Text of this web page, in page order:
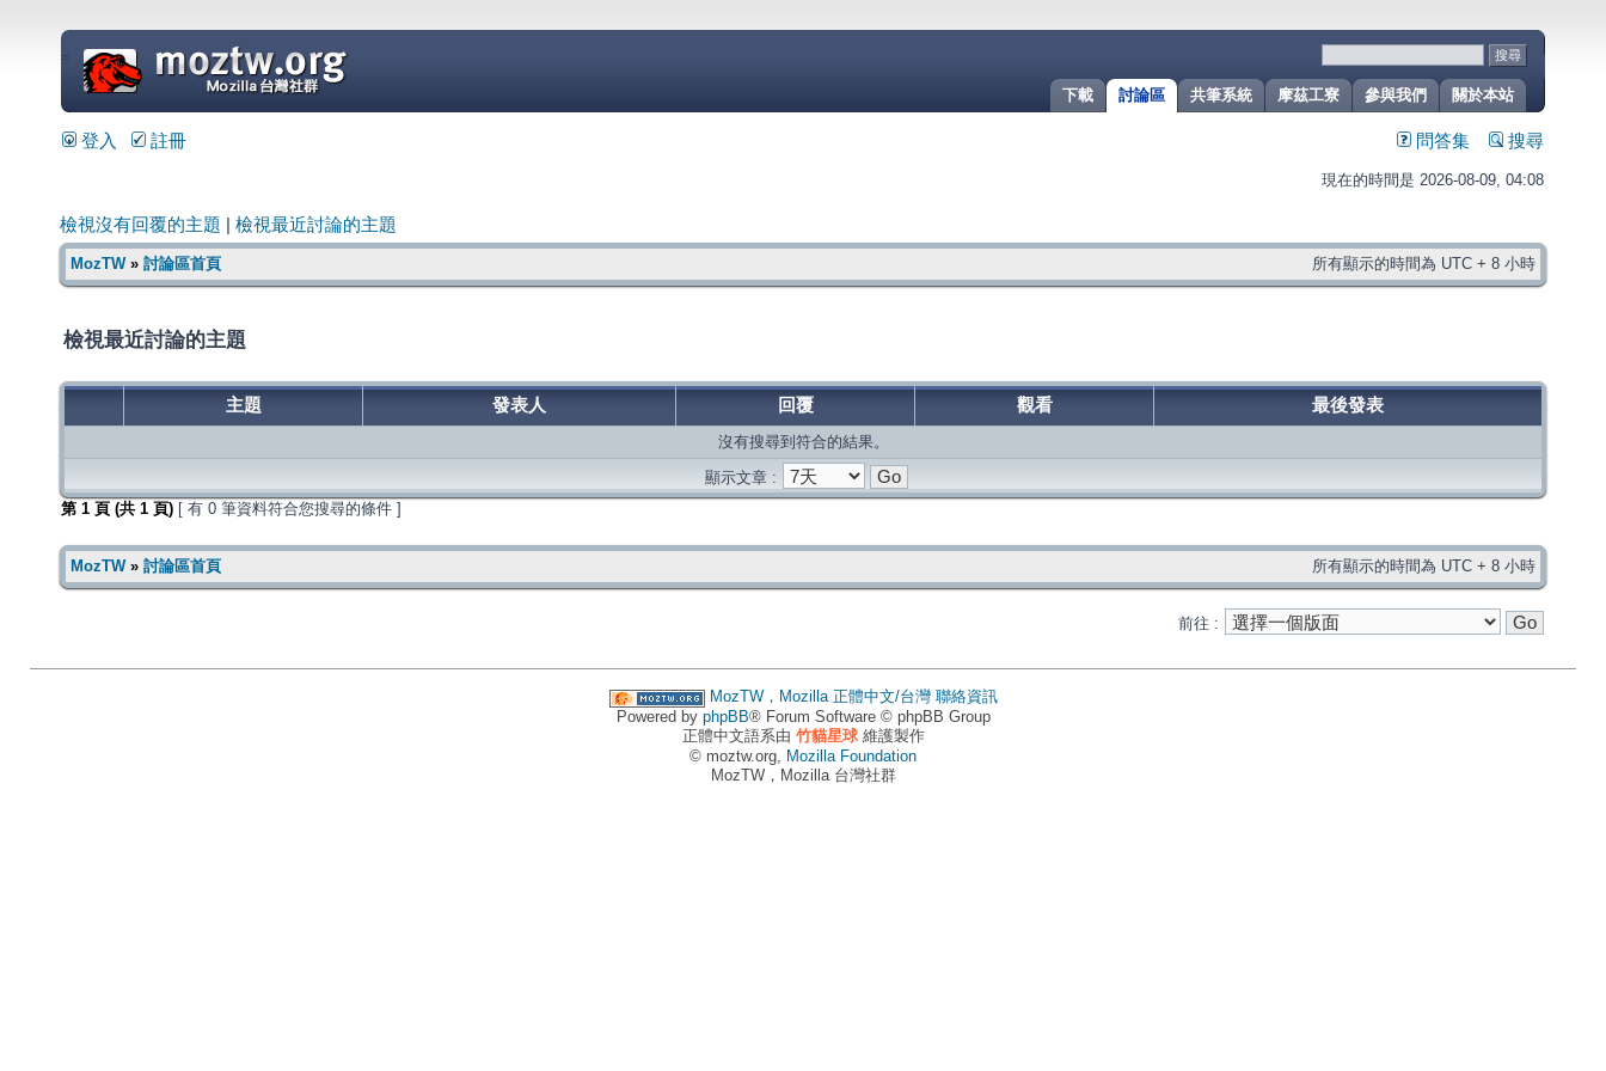
關於本站
參與我們
摩茲工寮
共筆系統
討論區
下載
=
登入 註冊 問答集 搜尋
現在的時間是 2026-08-09, 04:08
檢視沒有回覆的主題 檢視最近討論的主題
MozTW» 討論區首頁 所有顯示的時間為 UTC + 8 小時
檢視最近討論的主題
主題 發表人 回覆 觀看 最後發表
沒有搜尋到符合的結果。
顯示文章 :
第 1 頁 (共 1 頁) [ 有 0 筆資料符合您搜尋的條件 ]
MozTW» 討論區首頁 所有顯示的時間為 UTC + 8 小時
前往 :
MozTW，Mozilla 正體中文/台灣 聯絡資訊
Powered by phpBB® Forum Software © phpBB Group
正體中文語系由 竹貓星球維護製作
© moztw.org, Mozilla Foundation
MozTW，Mozilla 台灣社群